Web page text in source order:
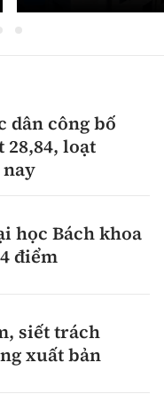
dân công bố
28,84, loạt
học Bách khoa
điểm
siết trách
xuất bản